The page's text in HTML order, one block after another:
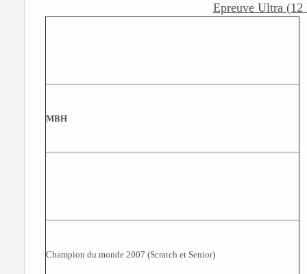
Epreuve Ultra (12
MBH
Champion du monde 2007 (Scratch et Senior)